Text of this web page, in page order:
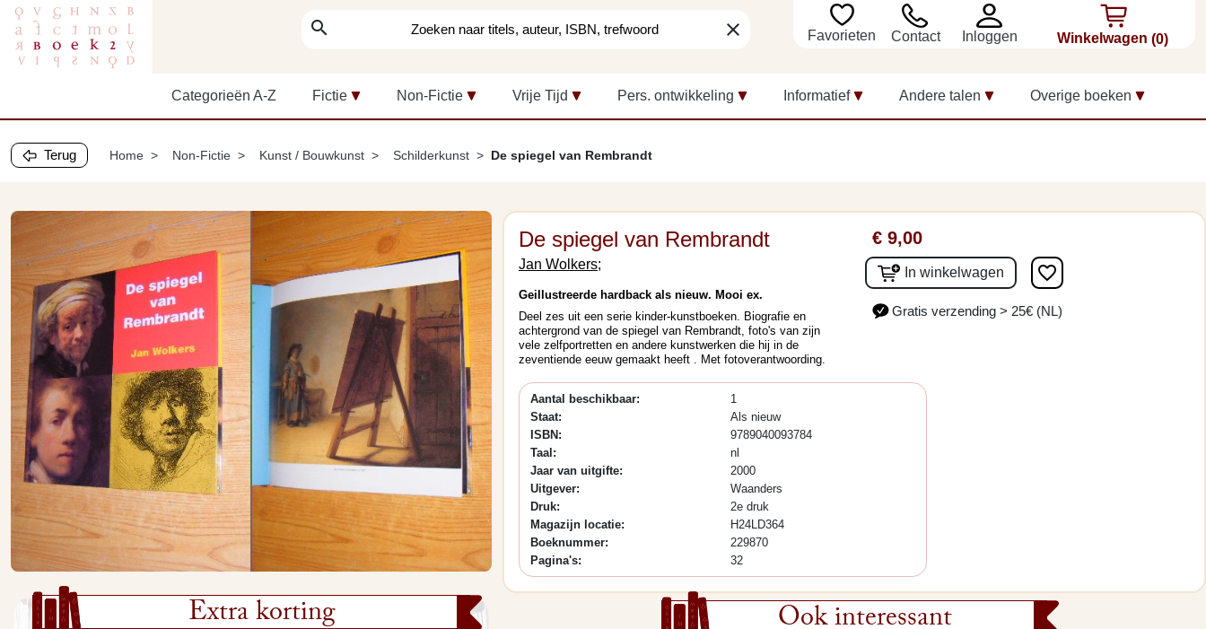
search clear Favorieten Contact Inloggen Winkelwagen (0)
Categorieën A-Z Fictie Non-Fictie Vrije Tijd Pers. ontwikkeling Informatief Andere talen Overige boeken
Terug Home Non-Fictie Kunst / Bouwkunst Schilderkunst De spiegel van Rembrandt
De spiegel van Rembrandt
Jan Wolkers;
Geillustreerde hardback als nieuw. Mooi ex.
Deel zes uit een serie kinder-kunstboeken. Biografie en
achtergrond van de spiegel van Rembrandt, foto's van zijn
vele zelfportretten en andere kunstwerken die hij in de
zeventiende eeuw gemaakt heeft . Met fotoverantwoording.
€ 9,00
In winkelwagen favorite_border
Gratis verzending > 25€ (NL)
Aantal beschikbaar:
1
Staat:
Als nieuw
ISBN:
9789040093784
Taal:
nl
Jaar van uitgifte:
2000
Uitgever:
Waanders
Druk:
2e druk
Magazijn locatie:
H24LD364
Boeknummer:
229870
Pagina's:
32
Extra korting